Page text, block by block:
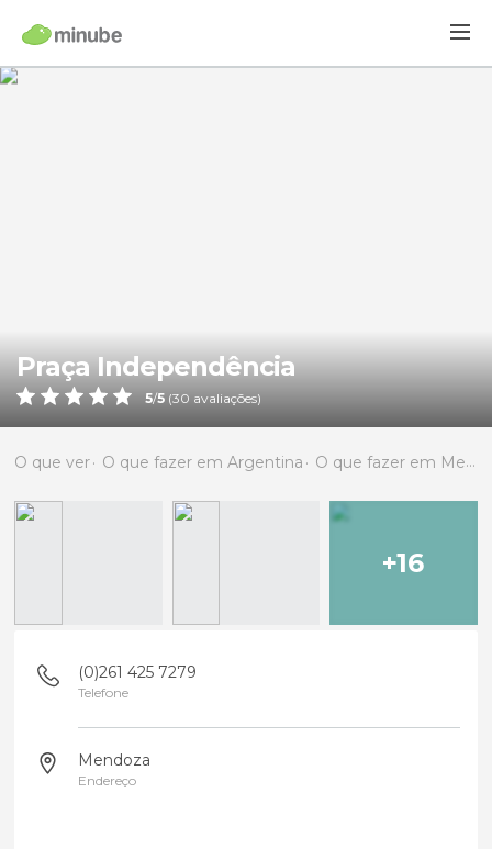
Praça Independência
5/5 (30 avaliações)
O que ver O que fazer em Argentina O que fazer em Mendoza
+16
(0)261 425 7279
Telefone
Mendoza
Endereço